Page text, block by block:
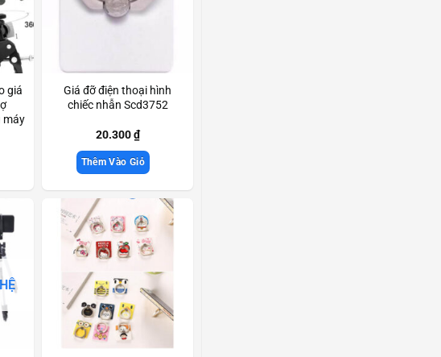
giá
máy
Giá đỡ điện thoại hình
chiếc nhẫn Scd3752
20.300₫
Thêm Vào Giỏ